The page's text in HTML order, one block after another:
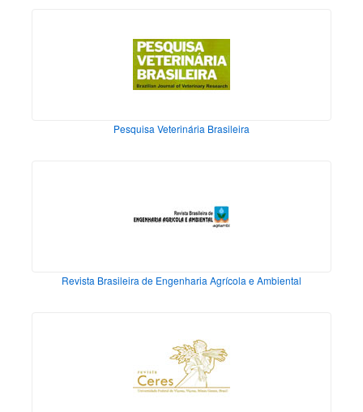
Pesquisa Veterinária Brasileira
Revista Brasileira de Engenharia Agrícola e Ambiental